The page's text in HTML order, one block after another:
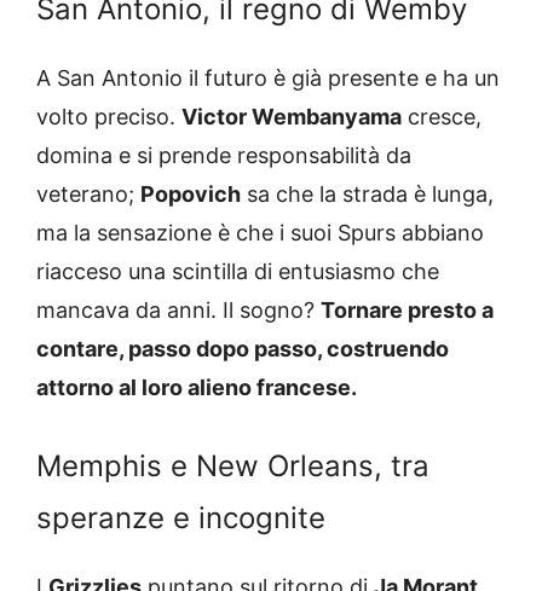
San Antonio, il regno di Wemby
A San Antonio il futuro è già presente e ha un
volto preciso. Victor Wembanyama cresce,
domina e si prende responsabilità da
veterano; Popovich sa che la strada è lunga,
ma la sensazione è che i suoi Spurs abbiano
riacceso una scintilla di entusiasmo che
mancava da anni. Il sogno? Tornare presto a
contare, passo dopo passo, costruendo
attorno al loro alieno francese.
Memphis e New Orleans, tra
speranze e incognite